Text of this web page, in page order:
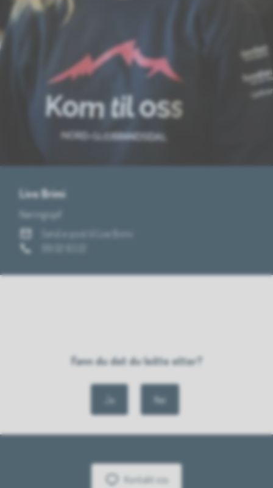
Live Brimi
Næringssjef
Send e-post
til Live Brimi
Mobil
Fann du det du leitte etter?
Ja Nei
Kontakt oss